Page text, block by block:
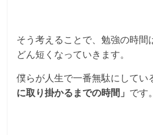
そう考えることで、勉強の時間
どん短くなっていきます。
僕らが人生で一番無駄にしてい
に取り掛かるまでの時間」 です。